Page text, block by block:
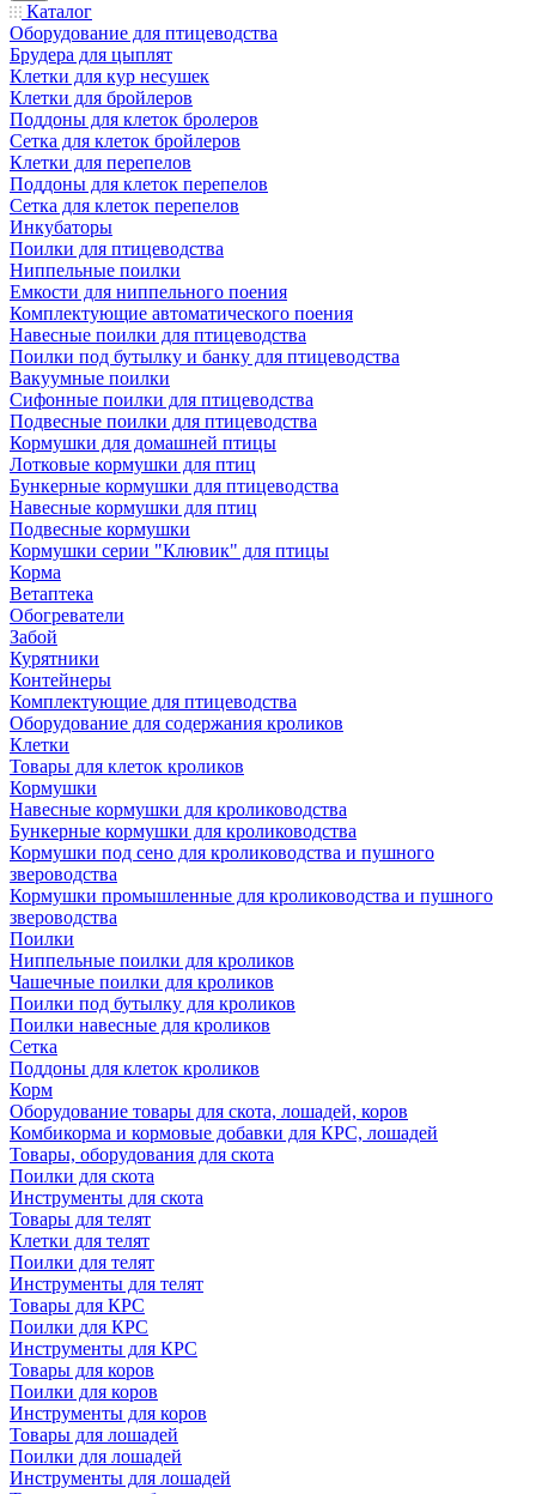
Каталог
Оборудование для птицеводства
Брудера для цыплят
Клетки для кур несушек
Клетки для бройлеров
Поддоны для клеток бролеров
Сетка для клеток бройлеров
Клетки для перепелов
Поддоны для клеток перепелов
Сетка для клеток перепелов
Инкубаторы
Поилки для птицеводства
Ниппельные поилки
Емкости для ниппельного поения
Комплектующие автоматического поения
Навесные поилки для птицеводства
Поилки под бутылку и банку для птицеводства
Вакуумные поилки
Сифонные поилки для птицеводства
Подвесные поилки для птицеводства
Кормушки для домашней птицы
Лотковые кормушки для птиц
Бункерные кормушки для птицеводства
Навесные кормушки для птиц
Подвесные кормушки
Кормушки серии "Клювик" для птицы
Корма
Ветаптека
Обогреватели
Забой
Курятники
Контейнеры
Комплектующие для птицеводства
Оборудование для содержания кроликов
Клетки
Товары для клеток кроликов
Кормушки
Навесные кормушки для кролиководства
Бункерные кормушки для кролиководства
Кормушки под сено для кролиководства и пушного
звероводства
Кормушки промышленные для кролиководства и пушного
звероводства
Поилки
Ниппельные поилки для кроликов
Чашечные поилки для кроликов
Поилки под бутылку для кроликов
Поилки навесные для кроликов
Сетка
Поддоны для клеток кроликов
Корм
Оборудование товары для скота, лошадей, коров
Комбикорма и кормовые добавки для КРС, лошадей
Товары, оборудования для скота
Поилки для скота
Инструменты для скота
Товары для телят
Клетки для телят
Поилки для телят
Инструменты для телят
Товары для КРС
Поилки для КРС
Инструменты для КРС
Товары для коров
Поилки для коров
Инструменты для коров
Товары для лошадей
Поилки для лошадей
Инструменты для лошадей